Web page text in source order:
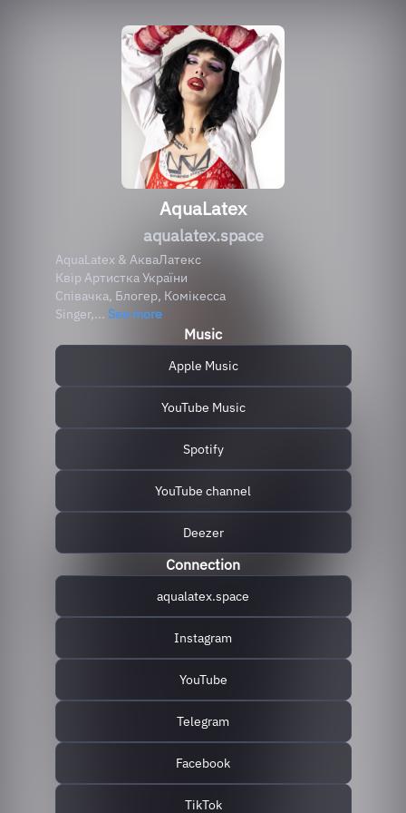
AquaLatex
aqualatex.space
AquaLatex & АкваЛатекс
Квір Артистка України
Співачка, Блогер, Комікесса
Singer,... See more
Music
Apple Music
YouTube Music
Spotify
YouTube channel
Deezer
Connection
aqualatex.space
Instagram
YouTube
Telegram
Facebook
TikTok